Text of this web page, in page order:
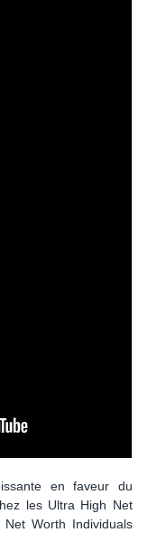
en faveur du
les Ultra High Net
Worth Individuals